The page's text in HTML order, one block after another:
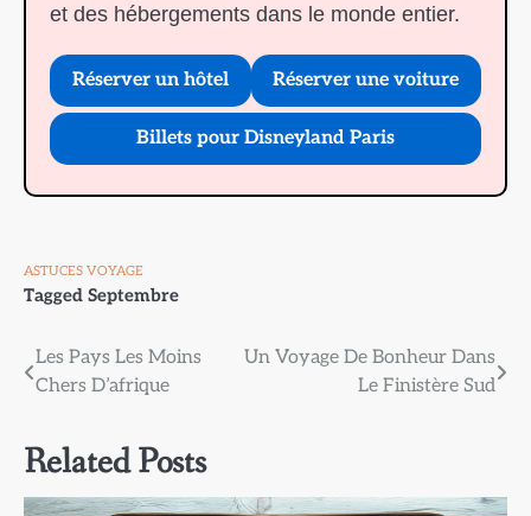
et des hébergements dans le monde entier.
Réserver un hôtel Réserver une voiture
Billets pour Disneyland Paris
ASTUCES VOYAGE
Tagged Septembre
Navigation
l’article
Les Pays Les Moins
Chers D’afrique
Un Voyage De Bonheur Dans
Le Finistère Sud
Related Posts